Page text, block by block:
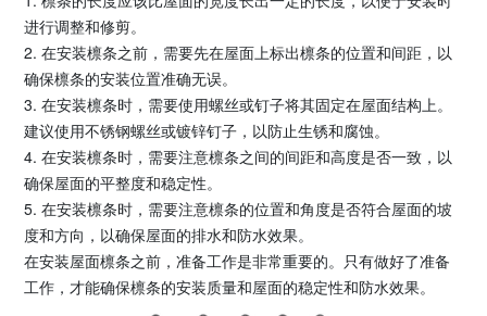
进行调整和修剪。
2. 在安装檩条之前，需要先在屋面上标出檩条的位置和间距，以
确保檩条的安装位置准确无误。
3. 在安装檩条时，需要使用螺丝或钉子将其固定在屋面结构上。
建议使用不锈钢螺丝或镀锌钉子，以防止生锈和腐蚀。
4. 在安装檩条时，需要注意檩条之间的间距和高度是否一致，以
确保屋面的平整度和稳定性。
5. 在安装檩条时，需要注意檩条的位置和角度是否符合屋面的坡
度和方向，以确保屋面的排水和防水效果。
在安装屋面檩条之前，准备工作是非常重要的。只有做好了准备
工作，才能确保檩条的安装质量和屋面的稳定性和防水效果。